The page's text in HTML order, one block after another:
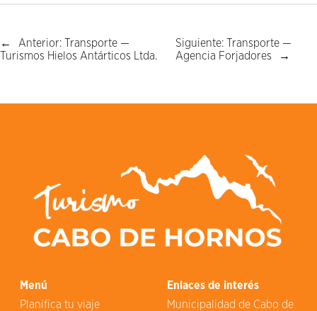
← Anterior:
Transporte —
Turismos Hielos Antárticos Ltda.
Siguiente:
Transporte —
Agencia Forjadores
→
Menú
Planifica tu viaje
Enlaces de interés
Municipalidad de Cabo de